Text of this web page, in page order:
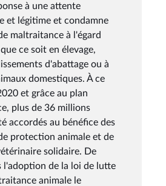
à une attente
et légitime et condamne
maltraitance à l'égard
ce soit en élevage,
d'abattage ou à
domestiques. À ce
et grâce au plan
plus de 36 millions
accordés au bénéfice des
protection animale et de
solidaire. De
l'adoption de la loi de lutte
animale le